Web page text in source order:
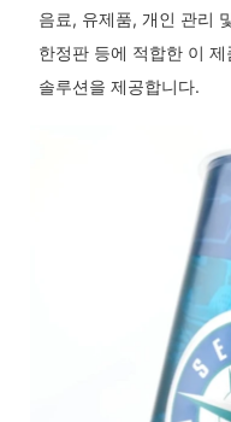
음료, 유제품, 개인 관리
한정판 등에 적합한 이
솔루션을 제공합니다.